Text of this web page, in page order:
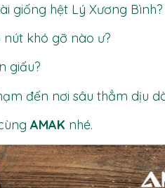
giống hệt Lý Xương Bình?
nút khó gỡ nào ư?
giấu?
đến nơi sâu thẳm dịu
AMAK nhé.